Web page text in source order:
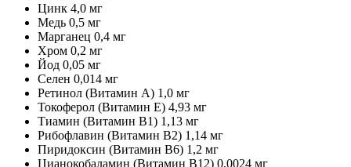
Цинк 4,0 мг
Медь 0,5 мг
Марганец 0,4 мг
Хром 0,2 мг
Йод 0,05 мг
Селен 0,014 мг
Ретинол (Витамин А) 1,0 мг
Токоферол (Витамин Е) 4,93 мг
Тиамин (Витамин В1) 1,13 мг
Рибофлавин (Витамин В2) 1,14 мг
Пиридоксин (Витамин В6) 1,2 мг
Цианокобаламин (Витамин В12) 0,0024 мг